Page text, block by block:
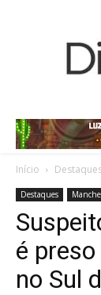
Início
Destaques
é
no Sul